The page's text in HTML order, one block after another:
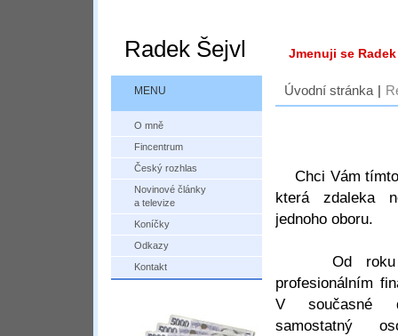
Radek Šejvl Jmenuji se
Úvodní stránka
Chci Vám
která zdaleka
jednoho oboru.
Od roku
profesionálním
V současné
samostatný
MENU
O mně
Fincentrum
Český rozhlas
Novinové články
a televize
Koníčky
Odkazy
Kontakt